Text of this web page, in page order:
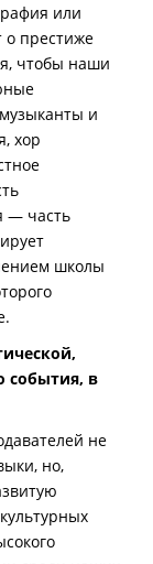
или
о престиже
чтобы наши
и
хор
— часть
школы
события, в
не
но,